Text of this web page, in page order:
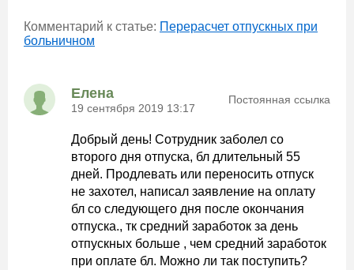
Комментарий к статье: Перерасчет отпускных при
больничном
Елена
19 сентября 2019 13:17
Постоянная ссылка
Добрый день! Сотрудник заболел со
второго дня отпуска, бл длительный 55
дней. Продлевать или переносить отпуск
не захотел, написал заявление на оплату
бл со следующего дня после окончания
отпуска., тк средний заработок за день
отпускных больше , чем средний заработок
при оплате бл. Можно ли так поступить?